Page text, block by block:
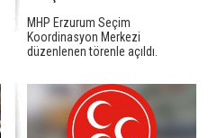
MHP Erzurum Seçim
Koordinasyon Merkezi
düzenlenen törenle açıldı.